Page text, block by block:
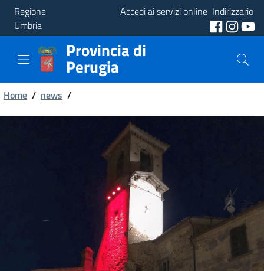
Regione
Umbria
Accedi ai servizi online Indirizzario
Provincia
Aree
Tematiche
Provincia di
Perugia
Briciole
di
Home / news /